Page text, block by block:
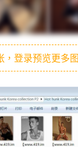
登录预览更多